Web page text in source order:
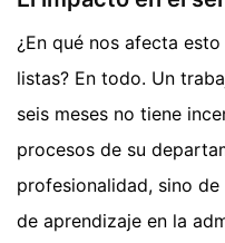
¿En qué nos afecta
listas? En todo. Un
seis meses no tiene
procesos de su
profesionalidad, sino
de aprendizaje en la